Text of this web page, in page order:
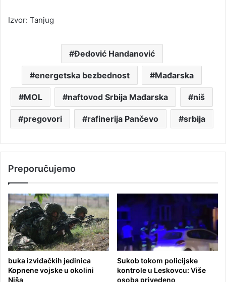
Izvor: Tanjug
Đedović Handanović
energetska bezbednost Mađarska
MOL naftovod Srbija Mađarska niš
pregovori rafinerija Pančevo srbija
Preporučujemo
buka izviđačkih jedinica
Kopnene vojske u okolini
Niša
Sukob tokom policijske
kontrole u Leskovcu: Više
osoba privedeno